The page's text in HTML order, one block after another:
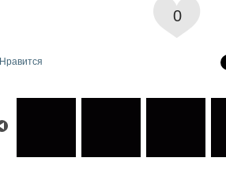
0
Нравится